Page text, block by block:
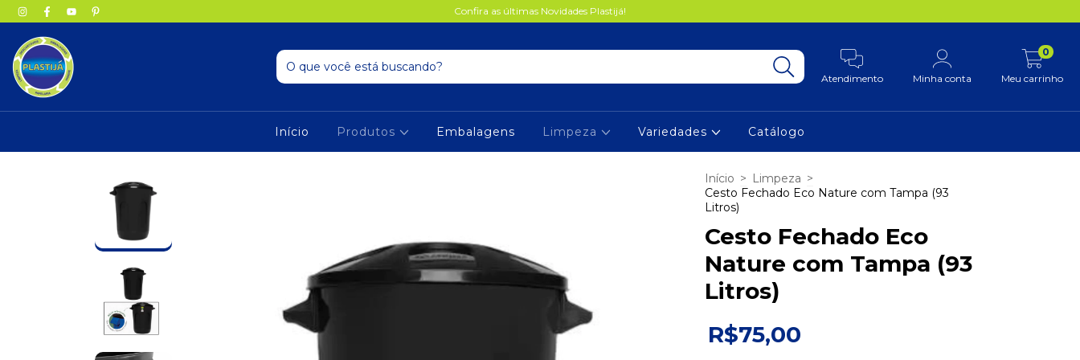
Confira as últimas Novidades Plastijá!
Atendimento Minha conta Meu carrinho
0
Início Produtos Embalagens Limpeza Variedades Catálogo
Início > Limpeza >
Cesto Fechado Eco Nature com Tampa (93
Litros)
Cesto Fechado Eco
Nature com Tampa (93
Litros)
R$75,00